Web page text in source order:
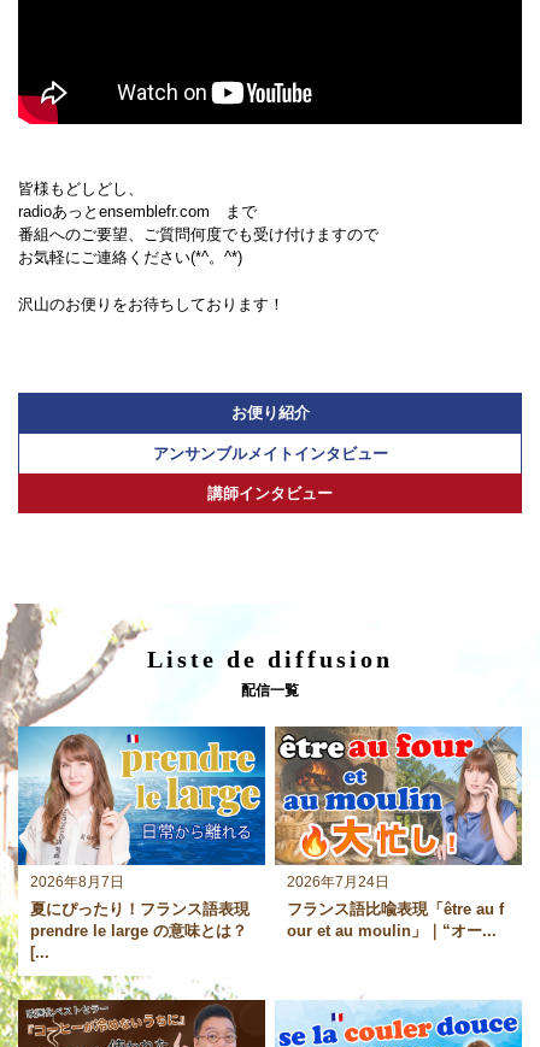
皆様もどしどし、
radioあっとensemblefr.com まで
番組へのご要望、ご質問何度でも受け付けますので
お気軽にご連絡ください(*^。^*)
沢山のお便りをお待ちしております！
お便り紹介
アンサンブルメイトインタビュー
講師インタビュー
Liste de diffusion
配信一覧
2026年8月7日
夏にぴったり！フランス語表現
prendre le large の意味とは？
[...
2026年7月24日
フランス語比喩表現「être au f
our et au moulin」｜“オー...